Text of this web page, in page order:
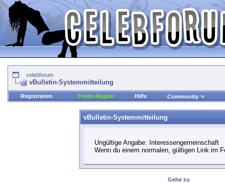
celebforum
vBulletin-Systemmitteilung
Registrieren Foren-Regeln Hilfe Community
vBulletin-Systemmitteilung
Ungültige Angabe: Interessengemeinschaft
Wenn du einem normalen, gültigen Link im
Gehe zu